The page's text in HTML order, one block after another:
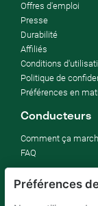
Préférences
Offres d'emploi
Presse
Durabilité
Affiliés
Conditions
Politique de
Préférences en
Conducteurs
Comment ça
FAQ
Propriétaires